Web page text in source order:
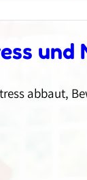
und
abbaut,